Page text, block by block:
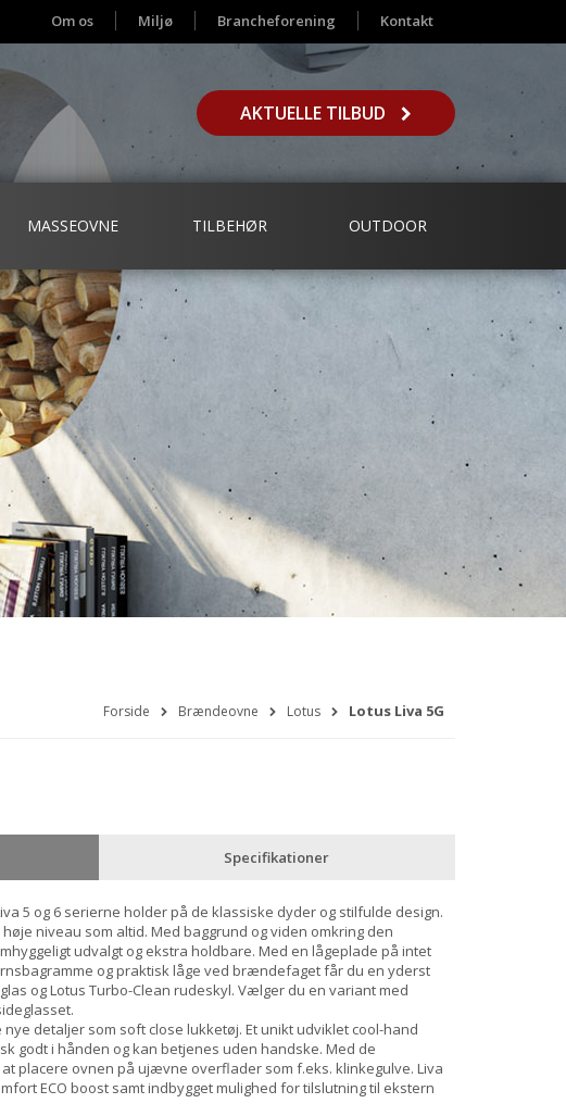
Om os Miljø Brancheforening Kontakt
AKTUELLE TILBUD
MASSEOVNE TILBEHØR OUTDOOR
Forside Brændeovne Lotus Lotus Liva 5G
Specifikationer
5 og 6 serierne holder på de klassiske dyder og stilfulde design.
niveau som altid. Med baggrund og viden omkring den
udvalgt og ekstra holdbare. Med en lågeplade på intet
og praktisk låge ved brændefaget får du en yderst
og Lotus Turbo-Clean rudeskyl. Vælger du en variant med
detaljer som soft close lukketøj. Et unikt udviklet cool-hand
godt i hånden og kan betjenes uden handske. Med de
placere ovnen på ujævne overflader som f.eks. klinkegulve. Liva
ECO boost samt indbygget mulighed for tilslutning til ekstern